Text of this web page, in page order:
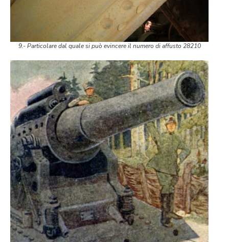
9.- Particolare dal quale si può evincere il numero di affusto 28210